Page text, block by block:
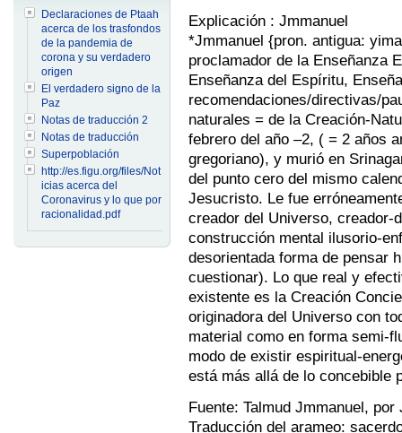
Explicación : Jmmanuel
*Jmmanuel {pron. antigua:
proclamador de la Enseñanza
Enseñanza del Espíritu,
recomendaciones/directivas/
naturales = de la Creación-
febrero del año –2, ( = 2 años
gregoriano), y murió en
del punto cero del mismo
Jesucristo. Le fue
creador del Universo, creador-
construcción mental ilusorio-
desorientada forma de pensar
cuestionar). Lo que real y
existente es la Creación
originadora del Universo con
material como en forma semi-
modo de existir espiritual-
está más allá de lo concebible
Fuente: Talmud Jmmanuel,
Traducción del arameo:
Declaraciones de Ptaah
acerca de los trasfondos
de la pandemia de
corona y su verdadero
origen
El verdadero signo de la
Paz
Notas de traducción 2
Notas de traducción
Superpoblación
http://es.figu.org/files/Not
icias acerca del
Coronavirus y lo que por
racionalidad.pdf